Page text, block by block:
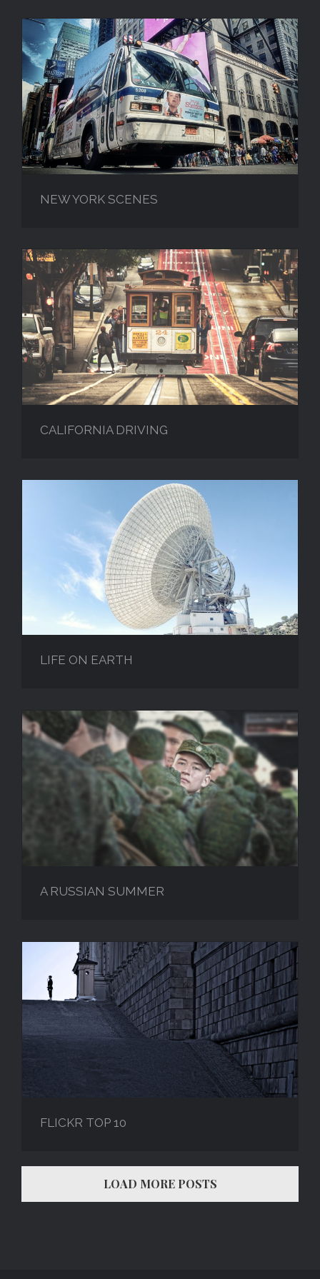
NEW YORK SCENES
NEW YORK SCENES
CALIFORNIA DRIVING
CALIFORNIA DRIVING
LIFE ON EARTH
LIFE ON EARTH
A RUSSIAN SUMMER
A RUSSIAN SUMMER
FLICKR TOP 10
FLICKR TOP 10
LOAD MORE POSTS